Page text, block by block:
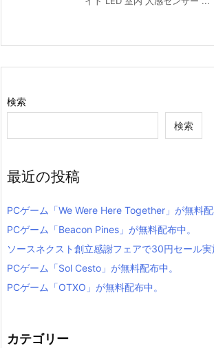
検索
検索
最近の投稿
PCゲーム「We Were Here Together」が無料配
PCゲーム「Beacon Pines」が無料配布中。
ソースネクスト創立感謝フェアで30円セール実
PCゲーム「Sol Cesto」が無料配布中。
PCゲーム「OTXO」が無料配布中。
カテゴリー